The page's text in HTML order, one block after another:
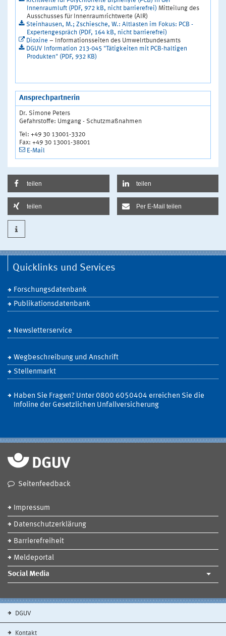
Innenraumluft (PDF, 972 kB, nicht barrierefrei) Mitteilung des
Ausschusses für Innenraumrichtwerte (AIR)
Steinhausen, M.; Zschiesche, W.: Altlasten im Fokus: PCB -
Expertengespräch (PDF, 164 kB, nicht barrierefrei)
Dioxine – Informationsseiten des Umwelrtbundesamts
DGUV Information 213-045 "Tätigkeiten mit PCB-haltigen
Produkten" (PDF, 932 KB)
Ansprechpartnerin
Dr. Simone Peters
Gefahrstoffe: Umgang - Schutzmaßnahmen
Tel: +49 30 13001-3320
Fax: +49 30 13001-38001
E-Mail
teilen teilen
teilen Per E-Mail teilen
Quicklinks und Services
Forschungsdatenbank
Publikationsdatenbank
Newsletterservice
Wegbeschreibung und Anschrift
Stellenmarkt
Haben Sie Fragen? Unter 0800 6050404 erreichen Sie die
Infoline der Gesetzlichen Unfallversicherung
Seitenfeedback
Impressum
Datenschutzerklärung
Barrierefreiheit
Meldeportal
Social Media
DGUV
Kontakt